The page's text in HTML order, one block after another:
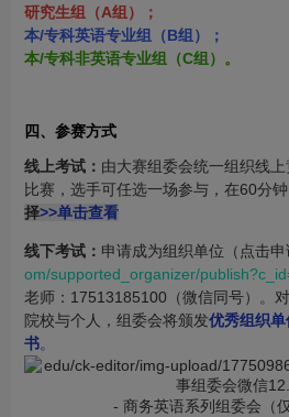
研究生组（A组）；
本/专科英语专业组（B组）；
本/专科非英语专业组（C组）。
四、参赛方式
线上考试： 由大赛组委会统一组织线
比赛，选手可任选一场参与，在60分钟
择>>单击查看
线下考试： 申请成为组织单位（点击申
om/supported_organizer/
老师：17513185100（微信同号）。
院校与个人，组委会将颁发优秀组织
书。
- 商务英语系列组委会（